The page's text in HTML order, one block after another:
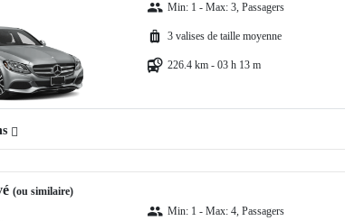
Min: 1 - Max: 3, Passagers
3 valises de taille moyenne
226.4 km - 03 h 13 m
(ou similaire)
Min: 1 - Max: 4, Passagers